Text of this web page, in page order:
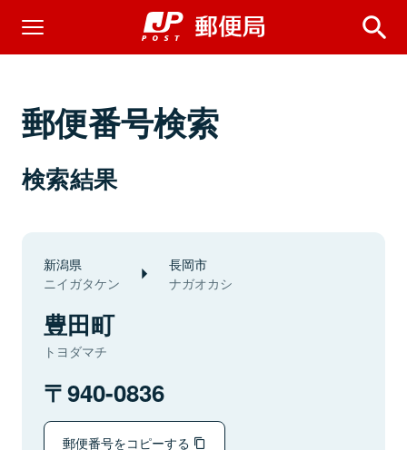
郵便番号検索
検索結果
新潟県
ニイガタケン
長岡市
ナガオカシ
豊田町
トヨダマチ
940-0836
郵便番号をコピーする